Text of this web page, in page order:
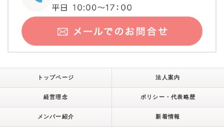
トップページ 法人案内
経営理念 ポリシー・代表略歴
メンバー紹介 新着情報